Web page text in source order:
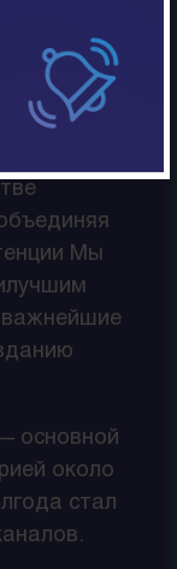
цифровые
обществ
Мы
основной
около
стал